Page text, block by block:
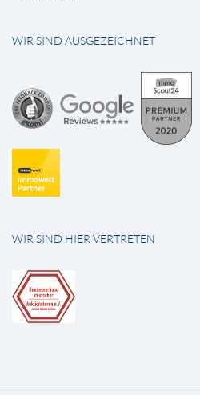
WIR SIND AUSGEZEICHNET
WIR SIND HIER VERTRETEN